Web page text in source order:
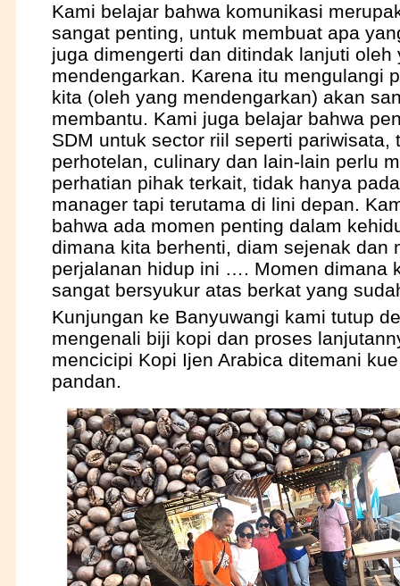
Kami belajar bahwa komunikasi
sangat penting, untuk membuat apa
juga dimengerti dan ditindak lanjuti oleh
mendengarkan. Karena itu mengulangi
kita (oleh yang mendengarkan) akan
membantu. Kami juga belajar bahwa
SDM untuk sector riil seperti pariwisata,
perhotelan, culinary dan lain-lain perlu
perhatian pihak terkait, tidak hanya
manager tapi terutama di lini depan.
bahwa ada momen penting dalam
dimana kita berhenti, diam sejenak dan
perjalanan hidup ini …. Momen dimana
sangat bersyukur atas berkat yang
Kunjungan ke Banyuwangi kami tutup
mengenali biji kopi dan proses
mencicipi Kopi Ijen Arabica ditemani
pandan.